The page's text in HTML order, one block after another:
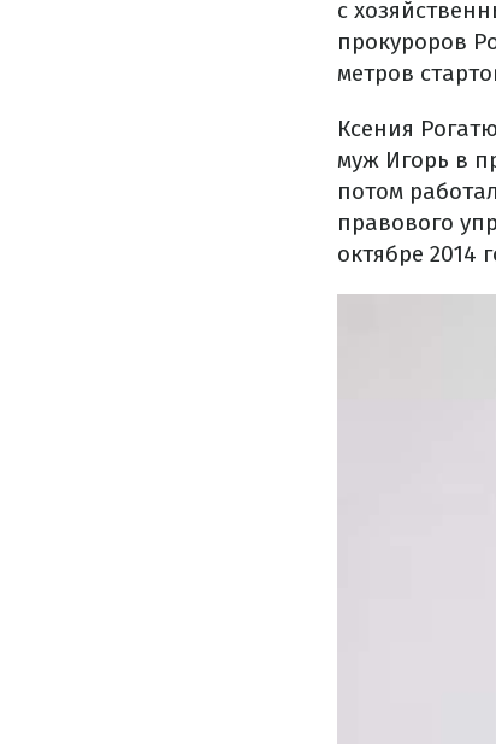
с
прокуроров
метров
Ксения
муж Игорь в
потом
правового
октябре 2014